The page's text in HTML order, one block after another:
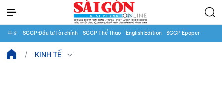
中文 SGGP Đầu tư Tài chính SGGP Thể Thao English Edition SGGP Epaper
KINH TẾ